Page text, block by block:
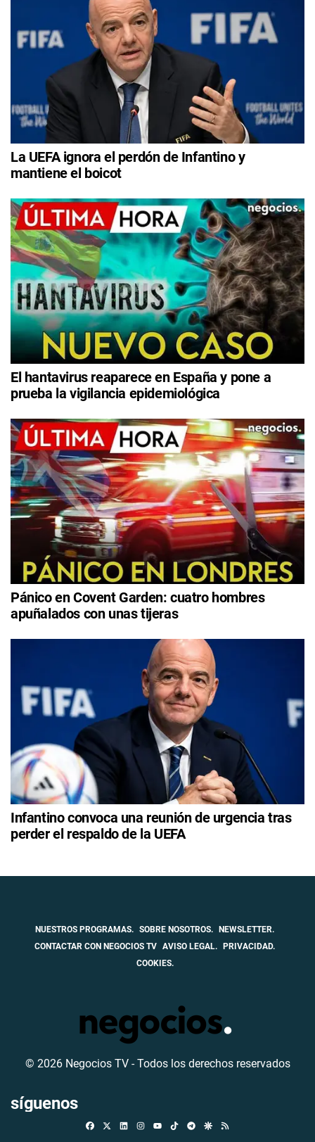
La UEFA ignora el perdón de Infantino y
mantiene el boicot
El hantavirus reaparece en España y pone a
prueba la vigilancia epidemiológica
Pánico en Covent Garden: cuatro hombres
apuñalados con unas tijeras
Infantino convoca una reunión de urgencia tras
perder el respaldo de la UEFA
NUESTROS PROGRAMAS. SOBRE NOSOTROS.
NEWSLETTER.
CONTACTAR CON NEGOCIOS TV AVISO LEGAL.
PRIVACIDAD.
COOKIES.
© 2026 Negocios TV - Todos los derechos reservados
síguenos
FacebookLinkedinInstagramTikTokTelegramGoogle Discover